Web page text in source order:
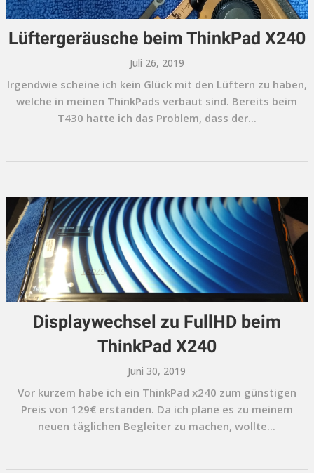
Lüftergeräusche beim ThinkPad X240
Juli 26, 2019
Irgendwie scheine ich kein Glück mit den Lüftern zu haben,
welche in meinen ThinkPads verbaut sind. Bereits beim
T430 hatte ich das Problem, dass der...
Displaywechsel zu FullHD beim
ThinkPad X240
Juni 30, 2019
Vor kurzem habe ich ein ThinkPad x240 zum günstigen
Preis von 129€ erstanden. Da ich plane es zu meinem
neuen täglichen Begleiter zu machen, wollte...